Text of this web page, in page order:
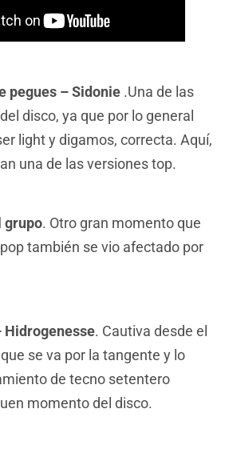
pegues – Sidonie .Una de las
disco, ya que por lo general
light y digamos, correcta. Aquí,
una de las versiones top.
grupo. Otro gran momento que
también se vio afectado por
Hidrogenesse. Cautiva desde el
se va por la tangente y lo
de tecno setentero
momento del disco.